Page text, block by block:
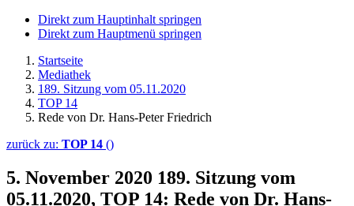
Direkt zum Hauptinhalt springen
Direkt zum Hauptmenü springen
Startseite
Mediathek
189. Sitzung vom 05.11.2020
TOP 14
Rede von Dr. Hans-Peter Friedrich
zurück zu: TOP 14 ()
5. November 2020 189. Sitzung vom
05.11.2020, TOP 14: Rede von Dr. Hans-